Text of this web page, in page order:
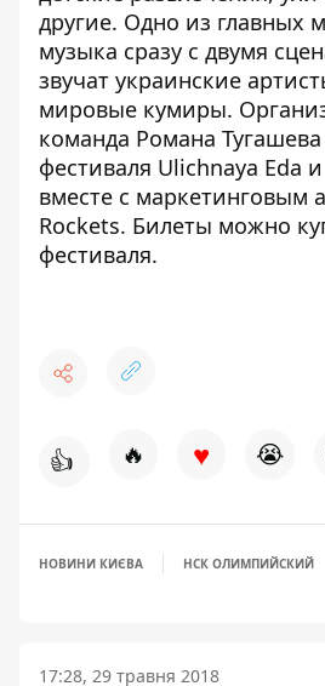
другие. Одно из главных
музыка сразу с двумя
звучат украинские
мировые кумиры.
команда Романа Тугашева
фестиваля Ulichnaya Eda
вместе с маркетинговым
Rockets. Билеты можно
фестиваля.
👍 🔥 ♥ 😭
НОВИНИ КИЄВА НСК ОЛИМПИЙСКИЙ
17:28, 29 травня 2018